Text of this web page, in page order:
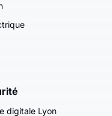
digitale Lyon